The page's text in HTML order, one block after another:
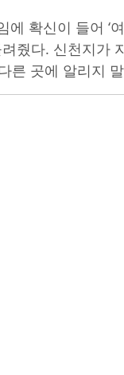
확신이 들어 ‘
려줬다. 신천지
른 곳에 알리지